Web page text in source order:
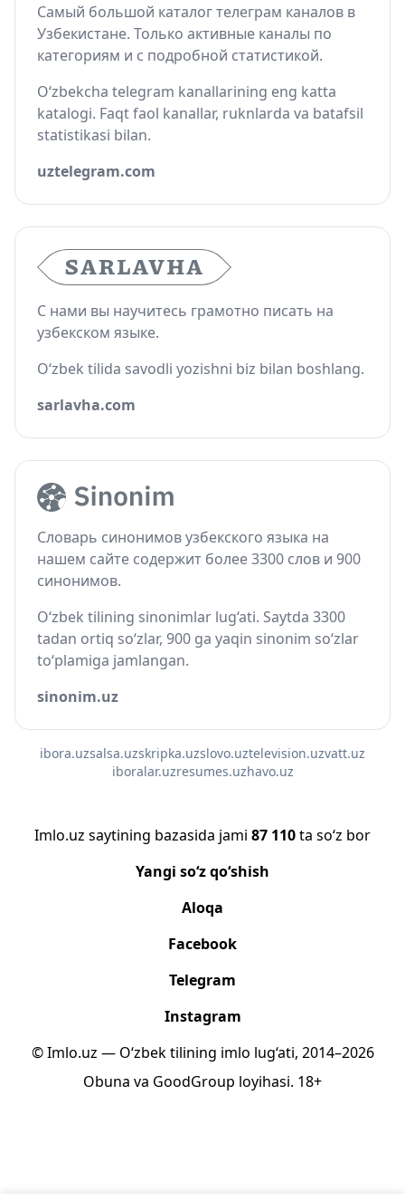
Самый большой каталог телеграм каналов в
Узбекистане. Только активные каналы по
категориям и с подробной статистикой.
O‘zbekcha telegram kanallarining eng katta
katalogi. Faqt faol kanallar, ruknlarda va batafsil
statistikasi bilan.
uztelegram.com
С нами вы научитесь грамотно писать на
узбекском языке.
O‘zbek tilida savodli yozishni biz bilan boshlang.
sarlavha.com
Словарь синонимов узбекского языка на
нашем сайте содержит более 3300 слов и 900
синонимов.
O‘zbek tilining sinonimlar lug‘ati. Saytda 3300
tadan ortiq so‘zlar, 900 ga yaqin sinonim so‘zlar
to‘plamiga jamlangan.
sinonim.uz
ibora.uzsalsa.uzskripka.uzslovo.uztelevision.uzvatt.uz
iboralar.uzresumes.uzhavo.uz
Imlo.uz saytining bazasida jami 87 110ta so‘z bor
Yangi so‘z qo‘shish
Aloqa
Facebook
Telegram
Instagram
© Imlo.uz — O‘zbek tilining imlo lug‘ati, 2014–2026
Obuna va GoodGroup loyihasi. 18+